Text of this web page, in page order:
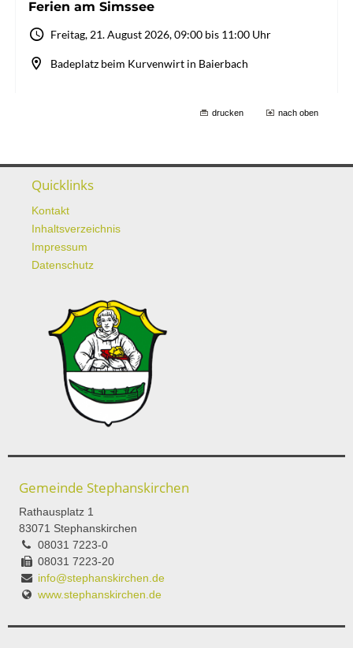
drucken nach oben
Quicklinks
Kontakt
Inhaltsverzeichnis
Impressum
Datenschutz
Gemeinde Stephanskirchen
Rathausplatz 1
83071 Stephanskirchen
08031 7223-0
08031 7223-20
info@stephanskirchen.de
www.stephanskirchen.de